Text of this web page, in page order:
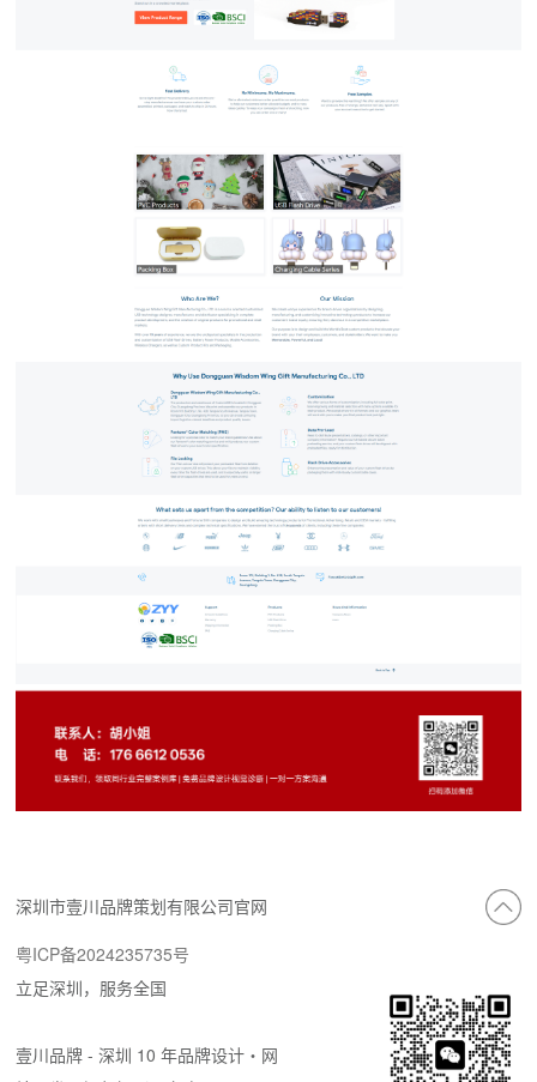
深圳市壹川品牌策划有限公司官网
粤ICP备2024235735号
立足深圳，服务全国
壹川品牌 - 深圳 10 年品牌设计・网